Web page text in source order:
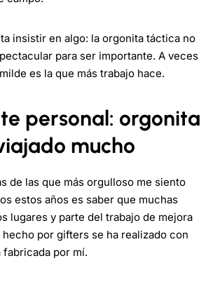
insistir en algo: la orgonita táctica no
para ser importante. A veces
es la que más trabajo hace.
personal: orgonita
mucho
de las que más orgulloso me siento
estos años es saber que muchas
lugares y parte del trabajo de mejora
por gifters se ha realizado con
por mí.